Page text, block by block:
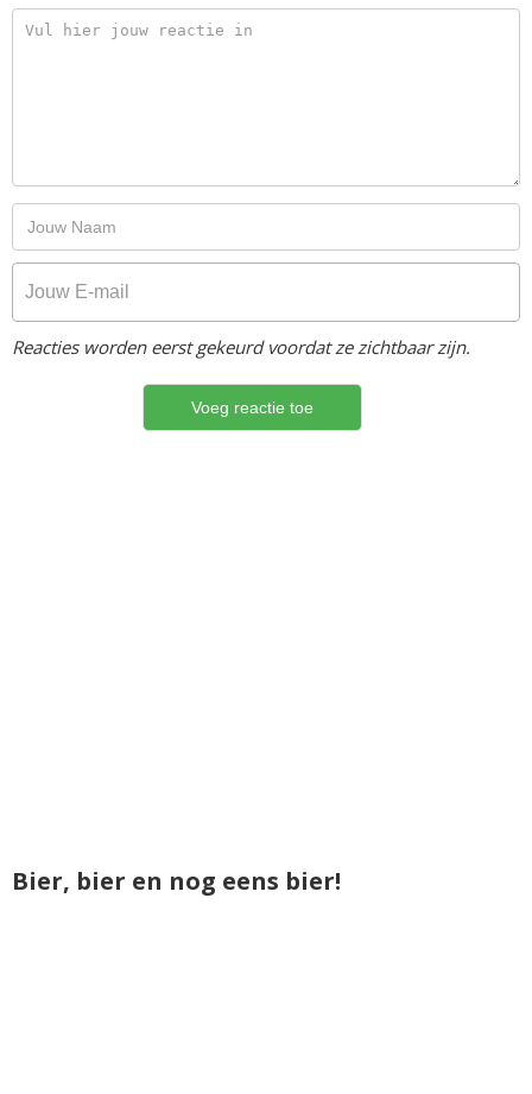
Reacties worden eerst gekeurd voordat ze zichtbaar zijn.
Bier, bier en nog eens bier!